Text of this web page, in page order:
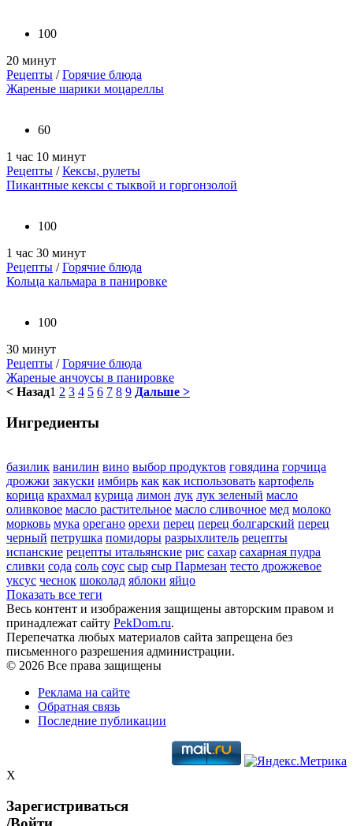
100
20 минут
Рецепты /Горячие блюда
Жареные шарики моцареллы
60
1 час 10 минут
Рецепты /Кексы, рулеты
Пикантные кексы с тыквой и горгонзолой
100
1 час 30 минут
Рецепты /Горячие блюда
Кольца кальмара в панировке
100
30 минут
Рецепты /Горячие блюда
Жареные анчоусы в панировке
< Назад1 2 3 4 5 6 7 8 9 Дальше >
Ингредиенты
базилик ванилин вино выбор продуктов говядина горчица
дрожжи закуски имбирь как как использовать картофель
корица крахмал курица лимон лук лук зеленый масло
оливковое масло растительное масло сливочное мед молоко
морковь мука орегано орехи перец перец болгарский перец
черный петрушка помидоры разрыхлитель рецепты
испанские рецепты итальянские рис сахар сахарная пудра
сливки сода соль соус сыр сыр Пармезан тесто дрожжевое
уксус чеснок шоколад яблоки яйцо
Показать все теги
Весь контент и изображения защищены авторским правом и
принадлежат сайту PekDom.ru.
Перепечатка любых материалов сайта запрещена без
письменного разрешения администрации.
© 2026 Все права защищены
Реклама на сайте
Обратная связь
Последние публикации
X
Зарегистриваться